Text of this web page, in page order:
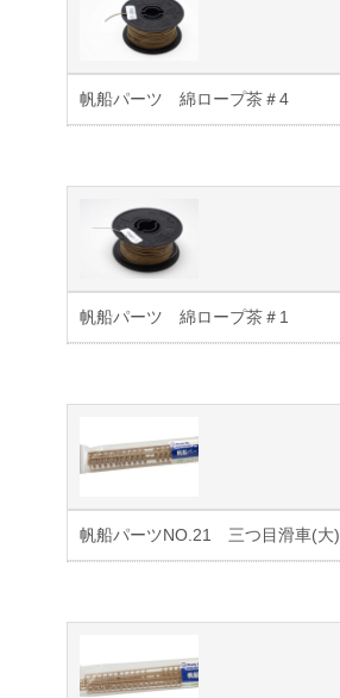
帆船パーツ 綿ロープ茶＃4
帆船パーツ 綿ロープ茶＃1
帆船パーツNO.21 三つ目滑車(大)